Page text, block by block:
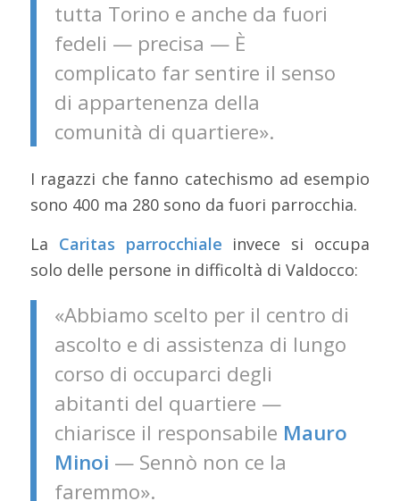
tutta Torino e anche da fuori
fedeli — precisa — È
complicato far sentire il senso
di appartenenza della
comunità di quartiere».
I ragazzi che fanno catechismo ad esempio
sono 400 ma 280 sono da fuori parrocchia.
La Caritas parrocchiale invece si occupa
solo delle persone in difficoltà di Valdocco:
«Abbiamo scelto per il centro di
ascolto e di assistenza di lungo
corso di occuparci degli
abitanti del quartiere —
chiarisce il responsabile Mauro
Minoi — Sennò non ce la
faremmo».